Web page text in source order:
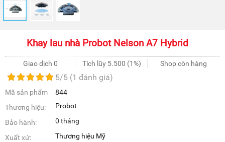
Khay lau nhà Probot Nelson A7 Hybrid
Giao dịch 0 Tích lũy 5.500 (1%) Shop còn hàng
5/5 (1 đánh giá)
Mã sản phẩm
844
Thương hiệu:
Probot
Bảo hành: 0 tháng
Xuất xứ: Thương hiệu Mỹ